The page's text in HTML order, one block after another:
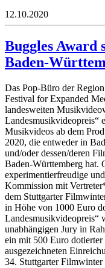
12.10.2020
Buggles Award
Baden-
Das Pop-Büro der
Festival for Expanded
landesweiten
Landesmusikvideopreis“
Musikvideos ab dem
2020, die entweder in
und/oder dessen/deren
Baden-Württemberg hat.
experimentierfreudige
Kommission mit
dem Stuttgarter
in Höhe von 1000 Euro
Landesmusikvideopreis“
unabhängigen Jury in
ein mit 500 Euro
ausgezeichneten
34. Stuttgarter Filmwinter